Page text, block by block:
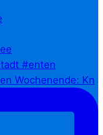
Wochenende: Kn